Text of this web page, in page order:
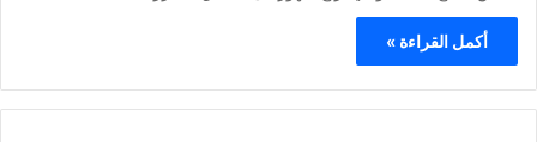
أكمل القراءة »